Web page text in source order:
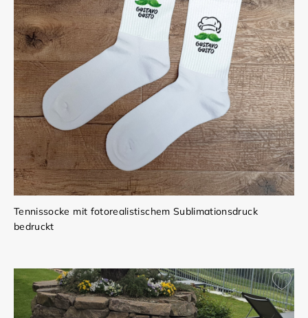
Tennissocke mit fotorealistischem Sublimationsdruck
bedruckt